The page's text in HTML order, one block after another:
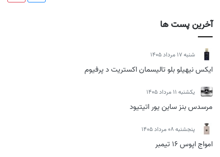
آخرین پست ها
شنبه 17 مرداد 1405
ایکس نیهیلو بلو تالیسمان اکستریت د پرفیوم
يكشنبه 11 مرداد 1405
مرسدس بنز ساین یور اتیتیود
پنجشنبه 08 مرداد 1405
امواج اپوس 16 تیمبر